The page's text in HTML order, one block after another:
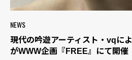
NEWS
現代の吟遊アーティスト・vqに
がWWW企画『FREE』にて開催